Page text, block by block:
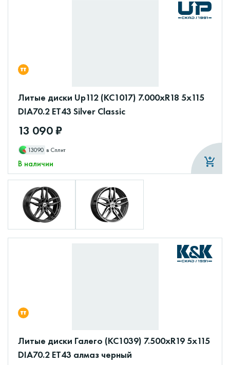
Литые диски Up112 (КС1017) 7.000xR18 5x115
DIA70.2 ET43 Silver Classic
13 090 ₽
13090 в Сплит
В наличии
Литые диски Галего (КС1039) 7.500xR19 5x115
DIA70.2 ET43 алмаз черный